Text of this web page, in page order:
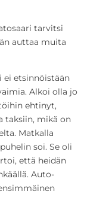
tarvitsi
auttaa muita
ei etsinnöistään
Alkoi olla jo
ehtinyt,
taksiin, mikä on
Matkalla
soi. Se oli
että heidän
Auto-